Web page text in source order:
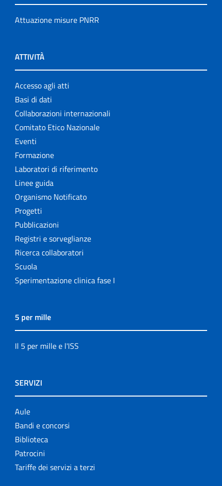
Attuazione misure PNRR
ATTIVITÀ
Accesso agli atti
Basi di dati
Collaborazioni internazionali
Comitato Etico Nazionale
Eventi
Formazione
Laboratori di riferimento
Linee guida
Organismo Notificato
Progetti
Pubblicazioni
Registri e sorveglianze
Ricerca collaboratori
Scuola
Sperimentazione clinica fase I
5 per mille
Il 5 per mille e l'ISS
SERVIZI
Aule
Bandi e concorsi
Biblioteca
Patrocini
Tariffe dei servizi a terzi